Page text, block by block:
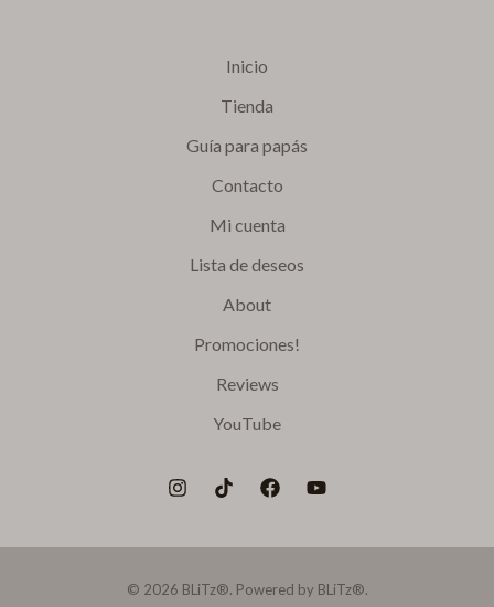
Inicio
Tienda
Guía para papás
Contacto
Mi cuenta
Lista de deseos
About
Promociones!
Reviews
YouTube
© 2026 BLiTz®. Powered by BLiTz®.